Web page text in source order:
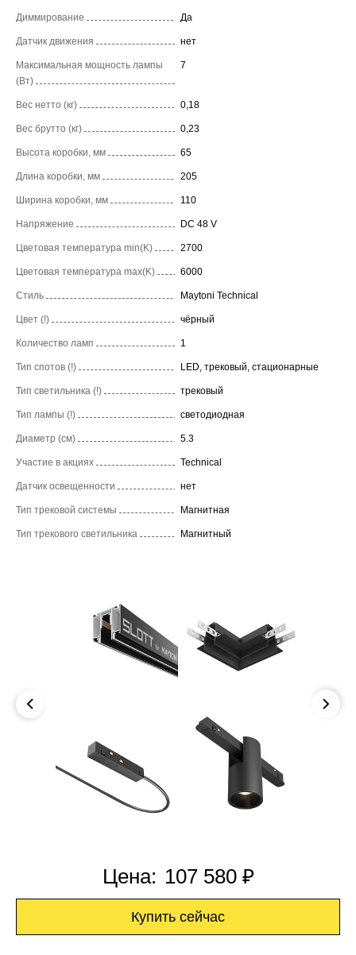
Диммирование Да
Датчик движения нет
Максимальная мощность лампы
(Вт)
7
Вес нетто (кг) 0,18
Вес брутто (кг) 0,23
Высота коробки, мм 65
Длина коробки, мм 205
Ширина коробки, мм 110
Напряжение DC 48 V
Цветовая температура min(K) 2700
Цветовая температура max(K) 6000
Стиль Maytoni Technical
Цвет (!) чёрный
Количество ламп 1
Тип спотов (!) LED, трековый, стационарные
Тип светильника (!) трековый
Тип лампы (!) светодиодная
Диаметр (см) 5.3
Участие в акциях Technical
Датчик освещенности нет
Тип трековой системы Магнитная
Тип трекового светильника Магнитный
Цена: 107 580 ₽
Купить сейчас